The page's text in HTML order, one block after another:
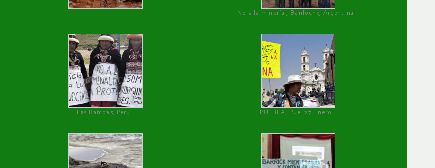
No a la minería , Bariloche, Argentina
Las Bambas, Perú PUEBLA, Pue, 27 Enero